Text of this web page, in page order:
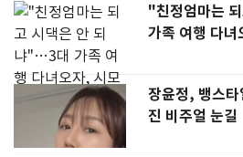
"친정엄마는
가족 여행 다
장윤정, 뱅스
진 비주얼 눈길